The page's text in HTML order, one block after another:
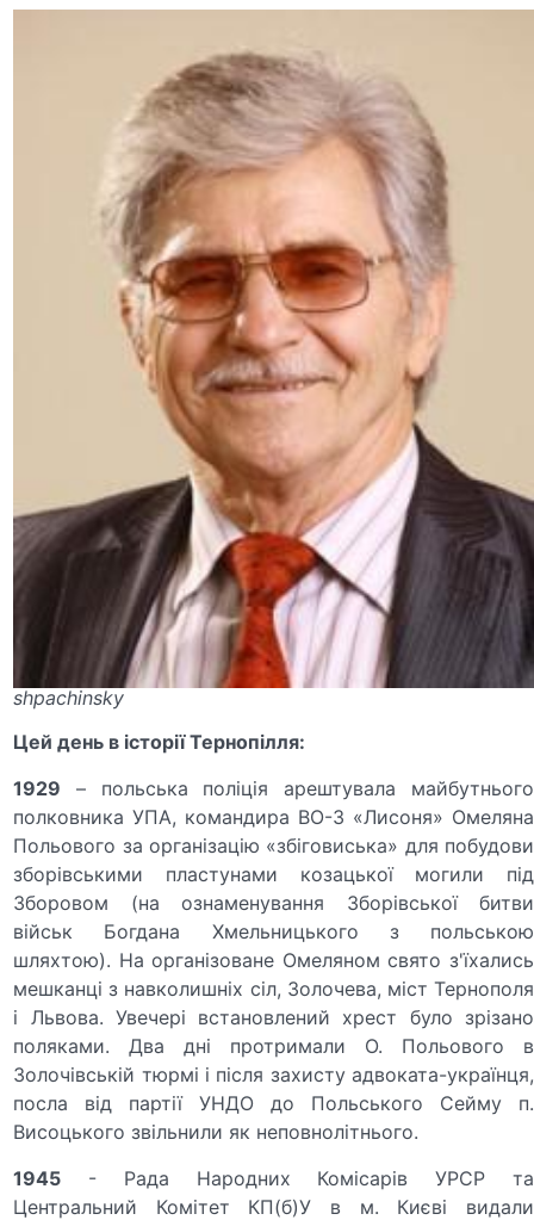
shpachinsky
Цей день в історії Тернопілля:
1929 – польська поліція арештувала майбутнього
полковника УПА, командира ВО-3 «Лисоня» Омеляна
Польового за організацію «збіговиська» для побудови
зборівськими пластунами козацької могили під
Зборовом (на ознаменування Зборівської битви
військ Богдана Хмельницького з польською
шляхтою). На організоване Омеляном свято з'їхались
мешканці з навколишніх сіл, Золочева, міст Тернополя
і Львова. Увечері встановлений хрест було зрізано
поляками. Два дні протримали О. Польового в
Золочівській тюрмі і після захисту адвоката-українця,
посла від партії УНДО до Польського Сейму п.
Висоцького звільнили як неповнолітнього.
1945 - Рада Народних Комісарів УРСР та
Центральний Комітет КП(б)У в м. Києві видали